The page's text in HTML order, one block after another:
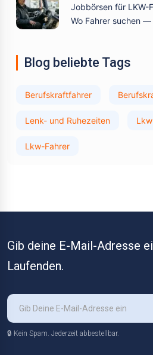
Jobbörsen für LKW-
Wo Fahrer suchen
Blog beliebte Tags
Berufskraftfahrer
Lenk- und Ruhezeiten
Lkw-Fahrer
Gib deine E-Mail-Adresse
Laufenden.
🔒 Kein Spam. Jederzeit abbestellbar.